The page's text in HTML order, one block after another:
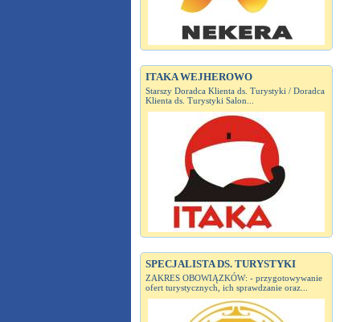
ITAKA WEJHEROWO
Starszy Doradca Klienta ds. Turystyki / Doradca
Klienta ds. Turystyki Salon...
SPECJALISTA DS. TURYSTYKI
ZAKRES OBOWIĄZKÓW: - przygotowywanie
ofert turystycznych, ich sprawdzanie oraz...